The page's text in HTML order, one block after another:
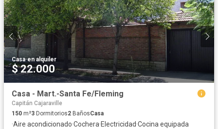
Casa·en alquiler
$ 22.000
Casa - Mart.-Santa Fe/Fleming
Capitán Cajaraville
150 m²3 Dormitorios2 BañosCasa
·Aire acondicionado·Cochera·Electricidad·Cocina equipada